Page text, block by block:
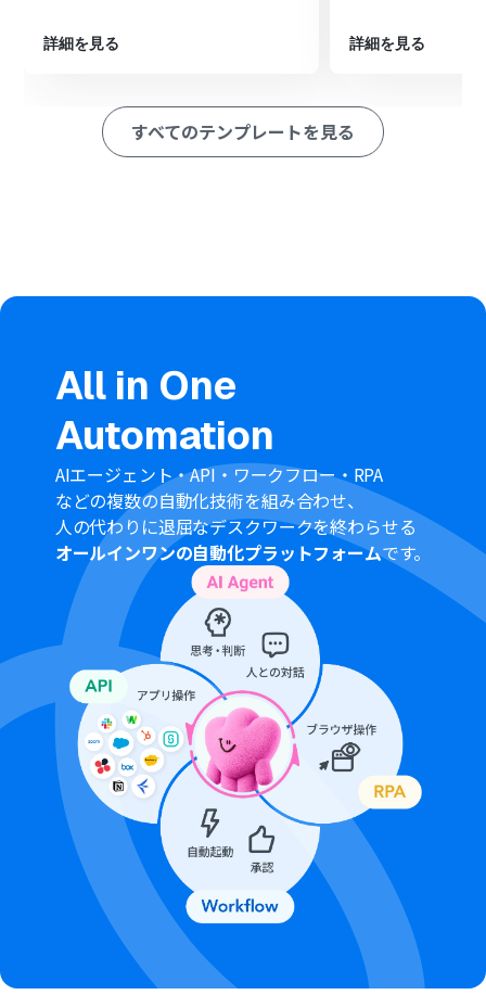
■このワークフローのカスタムポイント
雛形ドキュメント内の会社名や氏名といった変数部分
に、Sansanのトリガーで取得したどの情報を割り当てる
かを自由に設定できます。
してください。
ください。
Googleドキュメントで契約書が発行される際に、
Google Driveに自動格納されます。
詳細を見る 詳細を見る
すべてのテンプレートを見る
All in One
Automation
AIエージェント・API・ワークフロー・RPA
などの複数の自動化技術を組み合わせ、
人の代わりに退屈なデスクワークを終わらせる
オールインワンの自動化プラットフォームです。